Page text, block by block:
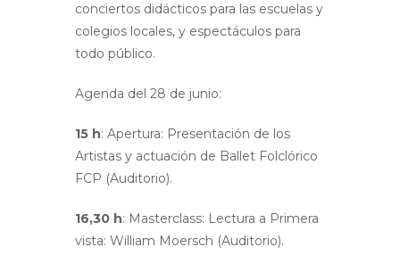
conciertos didácticos para las escuelas y
colegios locales, y espectáculos para
todo público.
Agenda del 28 de junio:
15 h: Apertura: Presentación de los
Artistas y actuación de Ballet Folclórico
FCP (Auditorio).
16,30 h: Masterclass: Lectura a Primera
vista: William Moersch (Auditorio).